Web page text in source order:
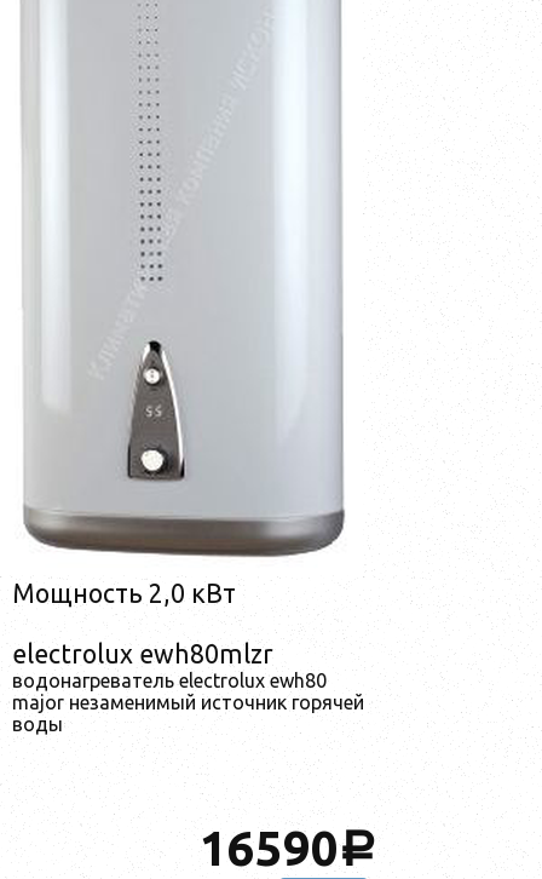
Мощность 2,0 кВт
electrolux ewh80mlzr
водонагреватель electrolux ewh80
major незаменимый источник горячей
воды
16590a